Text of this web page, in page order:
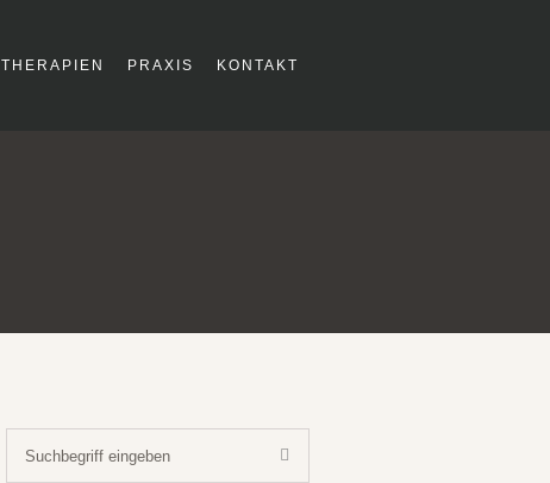
THERAPIEN PRAXIS KONTAKT